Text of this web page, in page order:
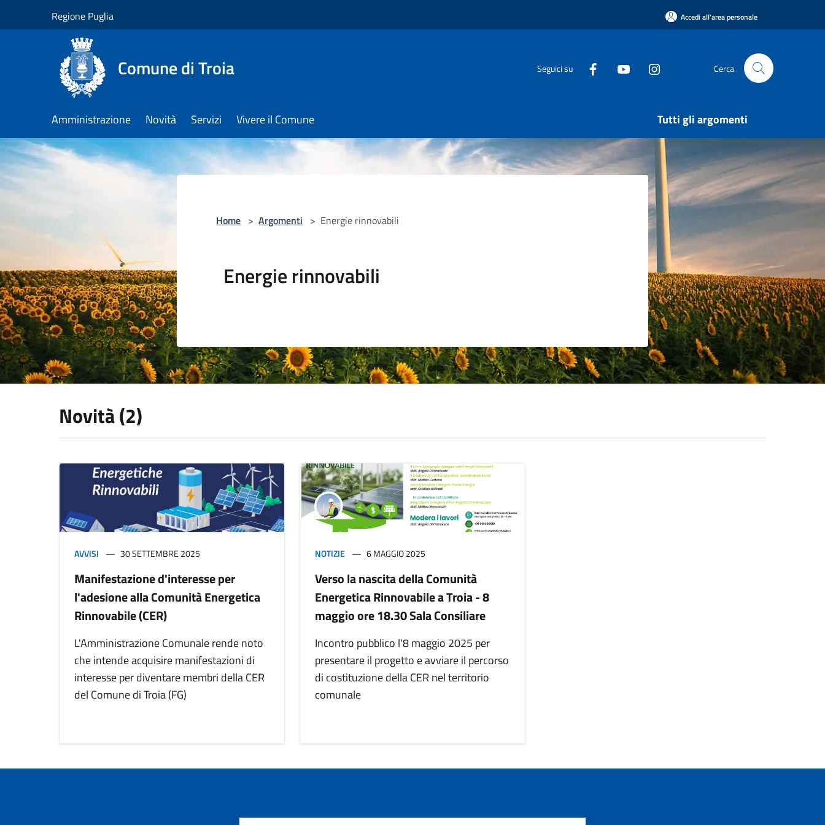
Regione Puglia Accedi all'area personale
Comune di Troia Seguici su Cerca
Amministrazione Novità Servizi Vivere il Comune Tutti gli argomenti
Home > Argomenti > Energie rinnovabili
Energie rinnovabili
Novità (2)
AVVISI 30 SETTEMBRE 2025
Manifestazione d'interesse per
l'adesione alla Comunità Energetica
Rinnovabile (CER)
L'Amministrazione Comunale rende noto
che intende acquisire manifestazioni di
interesse per diventare membri della CER
del Comune di Troia (FG)
NOTIZIE 6 MAGGIO 2025
Verso la nascita della Comunità
Energetica Rinnovabile a Troia - 8
maggio ore 18.30 Sala Consiliare
Incontro pubblico l'8 maggio 2025 per
presentare il progetto e avviare il percorso
di costituzione della CER nel territorio
comunale